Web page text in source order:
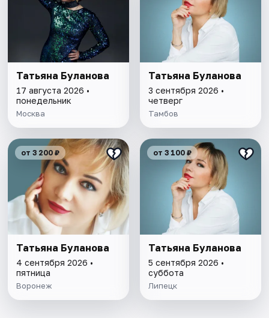
Татьяна Буланова
17 августа 2026 •
понедельник
Москва
Татьяна Буланова
3 сентября 2026 •
четверг
Тамбов
от 3 200 ₽
Татьяна Буланова
4 сентября 2026 •
пятница
Воронеж
от 3 100 ₽
Татьяна Буланова
5 сентября 2026 •
суббота
Липецк